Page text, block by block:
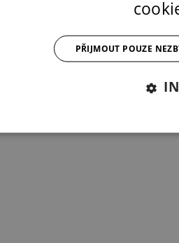
PŘIJMOUT POUZE